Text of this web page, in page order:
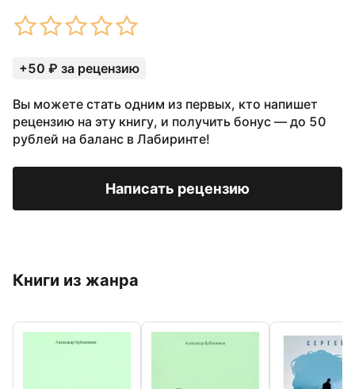
+50 ₽ за рецензию
Вы можете стать одним из первых, кто напишет
рецензию на эту книгу, и получить бонус — до 50
рублей на баланс в Лабиринте!
Написать рецензию
Книги из жанра